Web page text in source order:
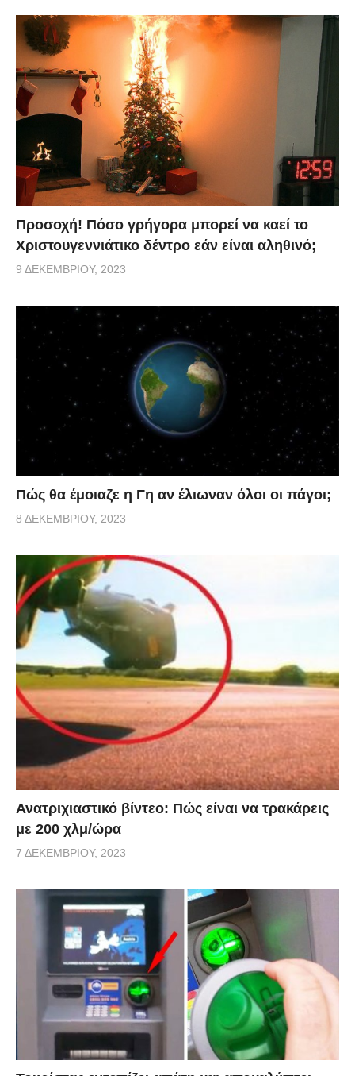
Προσοχή! Πόσο γρήγορα μπορεί να καεί το
Χριστουγεννιάτικο δέντρο εάν είναι αληθινό;
9 ΔΕΚΕΜΒΡΊΟΥ, 2023
Πώς θα έμοιαζε η Γη αν έλιωναν όλοι οι πάγοι;
8 ΔΕΚΕΜΒΡΊΟΥ, 2023
Ανατριχιαστικό βίντεο: Πώς είναι να τρακάρεις
με 200 χλμ/ώρα
7 ΔΕΚΕΜΒΡΊΟΥ, 2023